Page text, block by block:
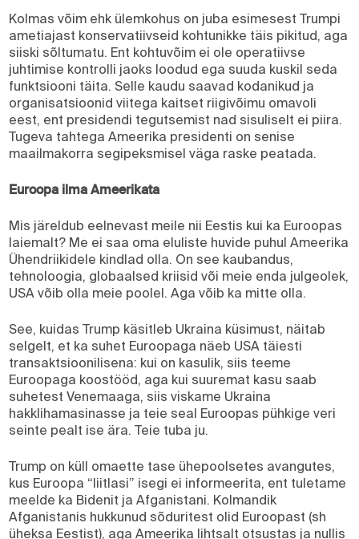
Kolmas võim ehk ülemkohus on juba esimesest Trumpi
ametiajast konservatiivseid kohtunikke täis pikitud, aga
siiski sõltumatu. Ent kohtuvõim ei ole operatiivse
juhtimise kontrolli jaoks loodud ega suuda kuskil seda
funktsiooni täita. Selle kaudu saavad kodanikud ja
organisatsioonid viitega kaitset riigivõimu omavoli
eest, ent presidendi tegutsemist nad sisuliselt ei piira.
Tugeva tahtega Ameerika presidenti on senise
maailmakorra segipeksmisel väga raske peatada.
Euroopa ilma Ameerikata
Mis järeldub eelnevast meile nii Eestis kui ka Euroopas
laiemalt? Me ei saa oma eluliste huvide puhul Ameerika
Ühendriikidele kindlad olla. On see kaubandus,
tehnoloogia, globaalsed kriisid või meie enda julgeolek,
USA võib olla meie poolel. Aga võib ka mitte olla.
See, kuidas Trump käsitleb Ukraina küsimust, näitab
selgelt, et ka suhet Euroopaga näeb USA täiesti
transaktsioonilisena: kui on kasulik, siis teeme
Euroopaga koostööd, aga kui suuremat kasu saab
suhetest Venemaaga, siis viskame Ukraina
hakklihamasinasse ja teie seal Euroopas pühkige veri
seinte pealt ise ära. Teie tuba ju.
Trump on küll omaette tase ühepoolsetes avangutes,
kus Euroopa “liitlasi” isegi ei informeerita, ent tuletame
meelde ka Bidenit ja Afganistani. Kolmandik
Afganistanis hukkunud sõduritest olid Euroopast (sh
üheksa Eestist), aga Ameerika lihtsalt otsustas ja nullis